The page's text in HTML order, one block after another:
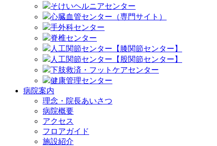
そけいヘルニアセンター
心臓血管センター（専門サイト）
手外科センター
脊椎センター
人工関節センター【膝関節センター】
人工関節センター【股関節センター】
下肢救済・フットケアセンター
健康管理センター
病院案内
理念・院長あいさつ
病院概要
アクセス
フロアガイド
施設紹介